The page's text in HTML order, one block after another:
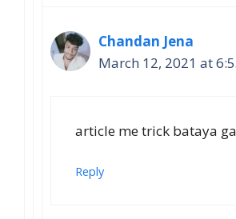
Chandan Jena
March 12, 2021 at
article me trick bataya
Reply